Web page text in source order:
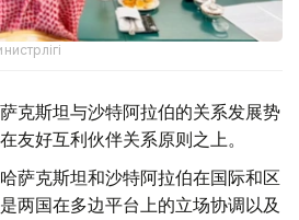
克斯坦与沙特阿拉伯的关系发展势
友好互利伙伴关系原则之上。
萨克斯坦和沙特阿拉伯在国际和区
两国在多边平台上的立场协调以及